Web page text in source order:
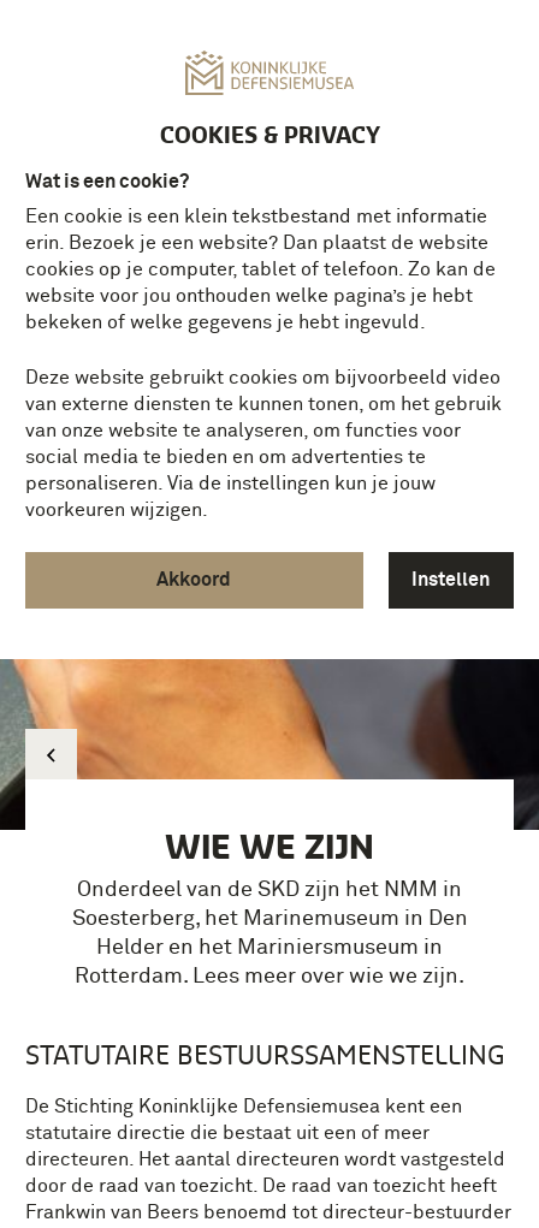
COOKIES & PRIVACY
Wat is een cookie?
Een cookie is een klein tekstbestand met informatie
erin. Bezoek je een website? Dan plaatst de website
cookies op je computer, tablet of telefoon. Zo kan de
website voor jou onthouden welke pagina’s je hebt
bekeken of welke gegevens je hebt ingevuld.
Deze website gebruikt cookies om bijvoorbeeld video
van externe diensten te kunnen tonen, om het gebruik
van onze website te analyseren, om functies voor
social media te bieden en om advertenties te
personaliseren. Via de instellingen kun je jouw
voorkeuren wijzigen.
Akkoord Instellen
WIE WE ZIJN
Onderdeel van de SKD zijn het NMM in
Soesterberg, het Marinemuseum in Den
Helder en het Mariniersmuseum in
Rotterdam. Lees meer over wie we zijn.
STATUTAIRE BESTUURSSAMENSTELLING
De Stichting Koninklijke Defensiemusea kent een
statutaire directie die bestaat uit een of meer
directeuren. Het aantal directeuren wordt vastgesteld
door de raad van toezicht. De raad van toezicht heeft
Frankwin van Beers benoemd tot directeur-bestuurder